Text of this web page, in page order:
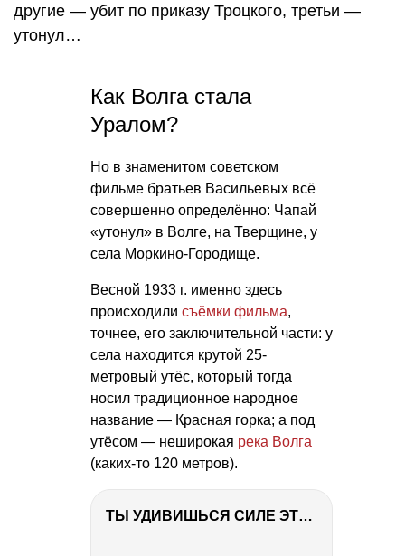
другие — убит по приказу Троцкого, третьи —
утонул…
Как Волга стала
Уралом?
Но в знаменитом советском
фильме братьев Васильевых всё
совершенно определённо: Чапай
«утонул» в Волге, на Тверщине, у
села Моркино-Городище.
Весной 1933 г. именно здесь
происходили съёмки фильма,
точнее, его заключительной части: у
села находится крутой 25-
метровый утёс, который тогда
носил традиционное народное
название — Красная горка; а под
утёсом — неширокая река Волга
(каких-то 120 метров).
ТЫ УДИВИШЬСЯ СИЛЕ ЭТО ЧЕЛОВЕКА! Блог о нашей поездке в Вышний Волочек